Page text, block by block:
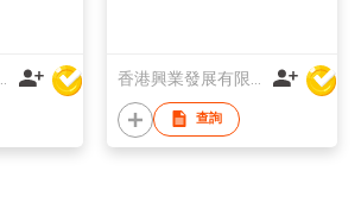
查詢